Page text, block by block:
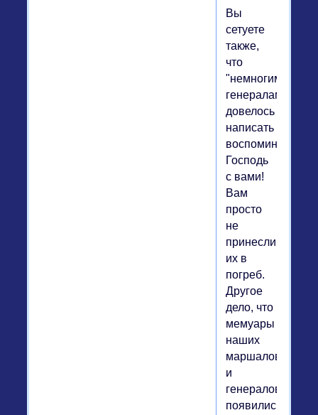
Вы
сетуете
также,
что
"немногим
генералам
довелось
написать
воспоминания".
Господь
с вами!
Вам
просто
не
принесли
их в
погреб.
Другое
дело, что
мемуары
наших
маршалов
и
генералов
появились